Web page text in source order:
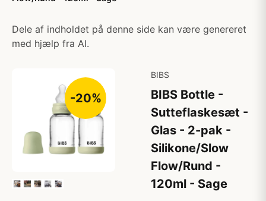
Dele af indholdet på denne side kan være genereret
med hjælp fra AI.
-20%
BIBS
BIBS Bottle -
Sutteflaskesæt -
Glas - 2-pak -
Silikone/Slow
Flow/Rund -
120ml - Sage